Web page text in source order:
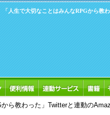
「人生で大切なことはみんなRPGから教
から教わった」Twitterと連動の